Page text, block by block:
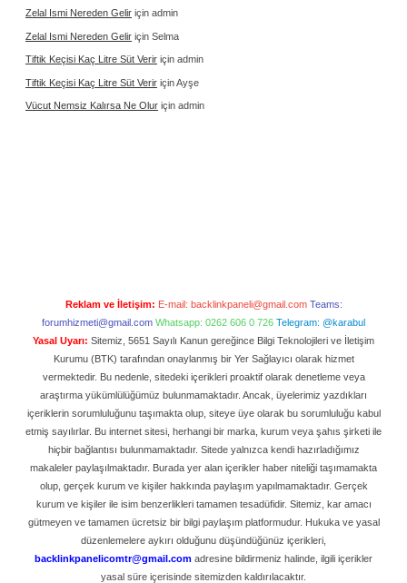
Zelal Ismi Nereden Gelir için admin
Zelal Ismi Nereden Gelir için Selma
Tiftik Keçisi Kaç Litre Süt Verir için admin
Tiftik Keçisi Kaç Litre Süt Verir içinAyşe
Vücut Nemsiz Kalırsa Ne Olur için admin
Reklam ve İletişim: E-mail: backlinkpaneli@gmail.com Teams:
forumhizmeti@gmail.com Whatsapp: 0262 606 0 726 Telegram: @karabul
Yasal Uyarı: Sitemiz, 5651 Sayılı Kanun gereğince Bilgi Teknolojileri ve İletişim
Kurumu (BTK) tarafından onaylanmış bir Yer Sağlayıcı olarak hizmet
vermektedir. Bu nedenle, sitedeki içerikleri proaktif olarak denetleme veya
araştırma yükümlülüğümüz bulunmamaktadır. Ancak, üyelerimiz yazdıkları
içeriklerin sorumluluğunu taşımakta olup, siteye üye olarak bu sorumluluğu kabul
etmiş sayılırlar. Bu internet sitesi, herhangi bir marka, kurum veya şahıs şirketi ile
hiçbir bağlantısı bulunmamaktadır. Sitede yalnızca kendi hazırladığımız
makaleler paylaşılmaktadır. Burada yer alan içerikler haber niteliği taşımamakta
olup, gerçek kurum ve kişiler hakkında paylaşım yapılmamaktadır. Gerçek
kurum ve kişiler ile isim benzerlikleri tamamen tesadüfidir. Sitemiz, kar amacı
gütmeyen ve tamamen ücretsiz bir bilgi paylaşım platformudur. Hukuka ve yasal
düzenlemelere aykırı olduğunu düşündüğünüz içerikleri,
backlinkpanelicomtr@gmail.com adresine bildirmeniz halinde, ilgili içerikler
yasal süre içerisinde sitemizden kaldırılacaktır.